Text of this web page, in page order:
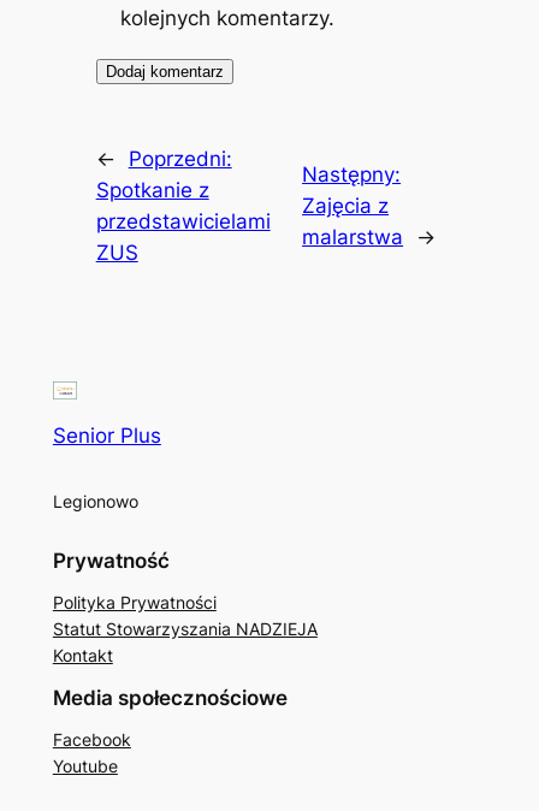
kolejnych komentarzy.
←
Poprzedni:
Spotkanie z
przedstawicielami
ZUS
Następny:
Zajęcia z
malarstwa
→
Senior Plus
Legionowo
Prywatność
Polityka Prywatności
Statut Stowarzyszania NADZIEJA
Kontakt
Media społecznościowe
Facebook
Youtube